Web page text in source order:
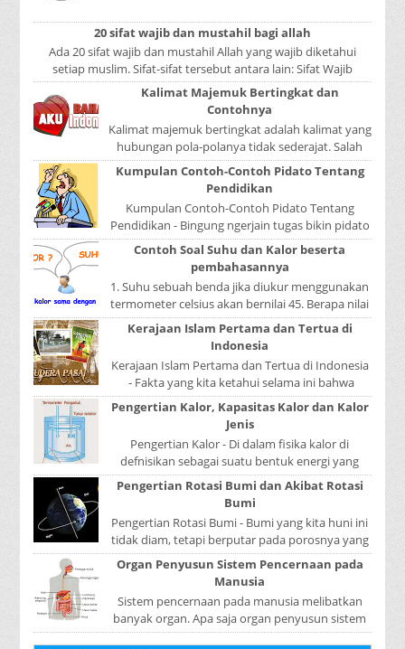
tabun...
20 sifat wajib dan mustahil bagi allah
Ada 20 sifat wajib dan mustahil Allah yang wajib diketahui
setiap muslim. Sifat-sifat tersebut antara lain: Sifat Wajib
Tulisan A...
Kalimat Majemuk Bertingkat dan
Contohnya
Kalimat majemuk bertingkat adalah kalimat yang
hubungan pola-polanya tidak sederajat. Salah
satu pola menduduki sebagai induk kalimat, se...
Kumpulan Contoh-Contoh Pidato Tentang
Pendidikan
Kumpulan Contoh-Contoh Pidato Tentang
Pendidikan - Bingung ngerjain tugas bikin pidato
sekolah? Atau sedang nyari kumpulan contoh-
contoh ...
Contoh Soal Suhu dan Kalor beserta
pembahasannya
1. Suhu sebuah benda jika diukur menggunakan
termometer celsius akan bernilai 45. Berapa nilai
yang ditunjukkan oleh termometer Reamur, ...
Kerajaan Islam Pertama dan Tertua di
Indonesia
Kerajaan Islam Pertama dan Tertua di Indonesia
- Fakta yang kita ketahui selama ini bahwa
kerajaan Samudera Pasai merupakan kerajaan ...
Pengertian Kalor, Kapasitas Kalor dan Kalor
Jenis
Pengertian Kalor - Di dalam fisika kalor di
defnisikan sebagai suatu bentuk energi yang
dapat berpindah atau mengalir dari benda yang
...
Pengertian Rotasi Bumi dan Akibat Rotasi
Bumi
Pengertian Rotasi Bumi - Bumi yang kita huni ini
tidak diam, tetapi berputar pada porosnya yang
disebut rotasi bumi. Waktu yang diperlukan...
Organ Penyusun Sistem Pencernaan pada
Manusia
Sistem pencernaan pada manusia melibatkan
banyak organ. Apa saja organ penyusun sistem
pencernaan pada manusia ? Organ penyusun